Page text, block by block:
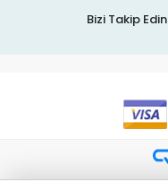
Bizi Takip Edin